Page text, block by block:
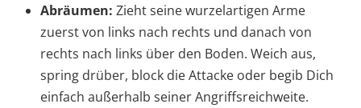
Abräumen: Zieht seine wurzelartigen Arme
zuerst von links nach rechts und danach von
rechts nach links über den Boden. Weich aus,
spring drüber, block die Attacke oder begib Dich
einfach außerhalb seiner Angriffsreichweite.